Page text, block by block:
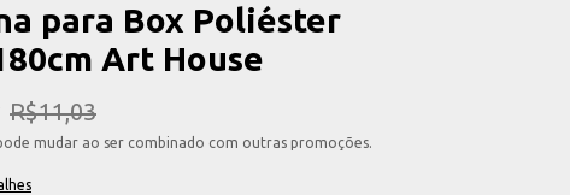
para Box Poliéster
Art House
R$11,03
mudar ao ser combinado com outras promoções.